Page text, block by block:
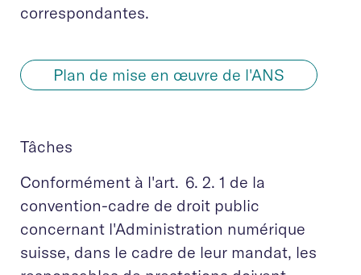
correspondantes.
Plan de mise en œuvre de l'ANS
Tâches
Conformément à l'art. 6. 2. 1 de la
convention-cadre de droit public
concernant l'Administration numérique
suisse, dans le cadre de leur mandat, les